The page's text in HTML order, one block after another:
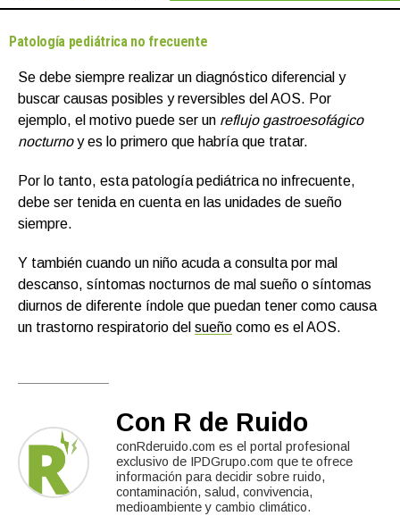
Patología pediátrica no frecuente
Se debe siempre realizar un diagnóstico diferencial y
buscar causas posibles y reversibles del AOS. Por
ejemplo, el motivo puede ser un reflujo gastroesofágico
nocturnoy es lo primero que habría que tratar.
Por lo tanto, esta patología pediátrica no infrecuente,
debe ser tenida en cuenta en las unidades de sueño
siempre.
Y también cuando un niño acuda a consulta por mal
descanso, síntomas nocturnos de mal sueño o síntomas
diurnos de diferente índole que puedan tener como causa
un trastorno respiratorio del sueño como es el AOS.
Con R de Ruido
conRderuido.com es el portal profesional
exclusivo de IPDGrupo.com que te ofrece
información para decidir sobre ruido,
contaminación, salud, convivencia,
medioambiente y cambio climático.